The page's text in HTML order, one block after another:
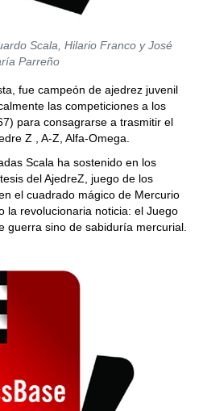
Scala, Hilario Franco y José
Parreño
fue campeón de ajedrez juvenil
las competiciones a los
para consagrarse a trasmitir el
Z , A-Z, Alfa-Omega.
Scala ha sostenido en los
del AjedreZ, juego de los
el cuadrado mágico de Mercurio
revolucionaria noticia: el Juego
guerra sino de sabiduría mercurial.